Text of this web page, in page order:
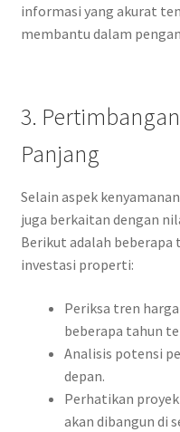
informasi yang akurat
membantu dalam
3.
Panjang
Selain aspek
juga berkaitan dengan
Berikut adalah
investasi properti:
Periksa tren
beberapa tahun
Analisis potensi
depan.
Perhatikan
akan dibangun di